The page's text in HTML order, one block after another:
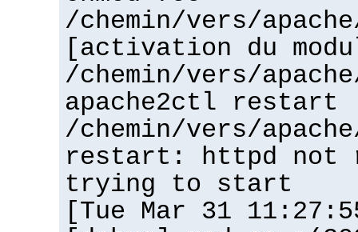
/chemin/vers/
[activation du
/chemin/vers/
apache2ctl restart
/chemin/vers/
restart: httpd not
trying to start
[Tue Mar 31